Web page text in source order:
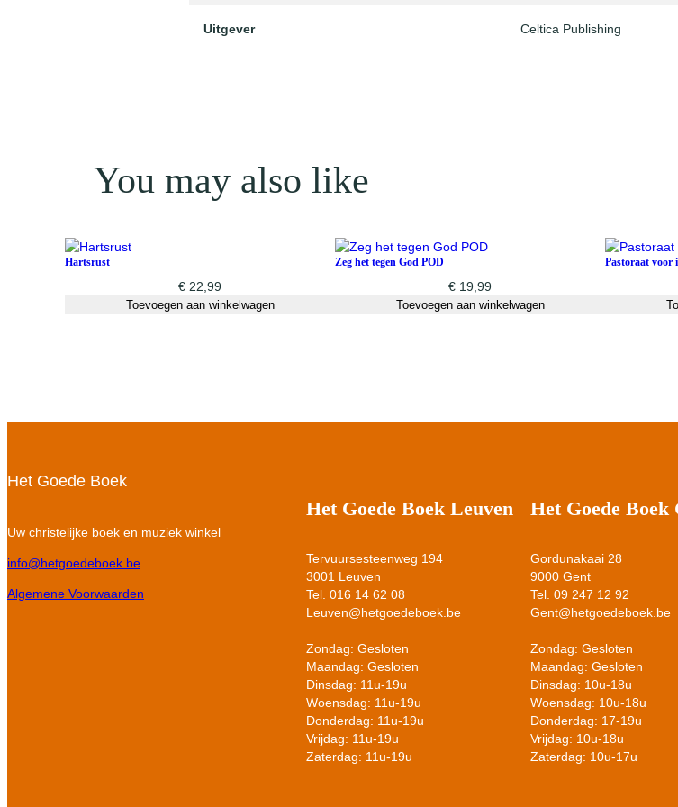
Uitgever Celtica Publishing
You may also like
Hartsrust
€ 22,99
Toevoegen aan winkelwagen
Zeg het tegen God POD
€ 19,99
Toevoegen aan winkelwagen
Pastoraat voor
Het Goede Boek
Uw christelijke boek en muziek winkel
info@hetgoedeboek.be
Algemene Voorwaarden
Het Goede Boek Leuven
Tervuursesteenweg 194
3001 Leuven
Tel. 016 14 62 08
Leuven@hetgoedeboek.be
Zondag: Gesloten
Maandag: Gesloten
Dinsdag: 11u-19u
Woensdag: 11u-19u
Donderdag: 11u-19u
Vrijdag: 11u-19u
Zaterdag: 11u-19u
Het Goede Boek
Gordunakaai 28
9000 Gent
Tel. 09 247 12 92
Gent@hetgoedeboek.be
Zondag: Gesloten
Maandag: Gesloten
Dinsdag: 10u-18u
Woensdag: 10u-18u
Donderdag: 17-19u
Vrijdag: 10u-18u
Zaterdag: 10u-17u